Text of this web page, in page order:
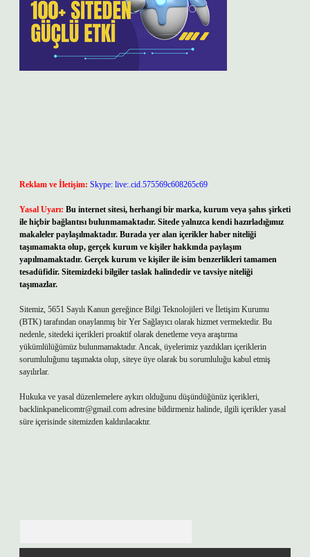
Reklam ve İletişim: Skype: live:.cid.575569c608265c69
Yasal Uyarı: Bu internet sitesi, herhangi bir marka, kurum veya şahıs şirketi
ile hiçbir bağlantısı bulunmamaktadır. Sitede yalnızca kendi hazırladığımız
makaleler paylaşılmaktadır. Burada yer alan içerikler haber niteliği
taşımamakta olup, gerçek kurum ve kişiler hakkında paylaşım
yapılmamaktadır. Gerçek kurum ve kişiler ile isim benzerlikleri tamamen
tesadüfidir. Sitemizdeki bilgiler taslak halindedir ve tavsiye niteliği
taşımazlar.
Sitemiz, 5651 Sayılı Kanun gereğince Bilgi Teknolojileri ve İletişim Kurumu
(BTK) tarafından onaylanmış bir Yer Sağlayıcı olarak hizmet vermektedir. Bu
nedenle, sitedeki içerikleri proaktif olarak denetleme veya araştırma
yükümlülüğümüz bulunmamaktadır. Ancak, üyelerimiz yazdıkları içeriklerin
sorumluluğunu taşımakta olup, siteye üye olarak bu sorumluluğu kabul etmiş
sayılırlar.
Hukuka ve yasal düzenlemelere aykırı olduğunu düşündüğünüz içerikleri,
backlinkpanelicomtr@gmail.com adresine bildirmeniz halinde, ilgili içerikler yasal
süre içerisinde sitemizden kaldırılacaktır.